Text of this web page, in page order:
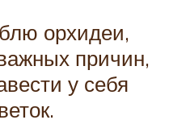
орхидеи,
причин,
у себя